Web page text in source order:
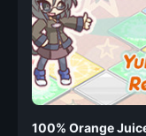
100% Orange